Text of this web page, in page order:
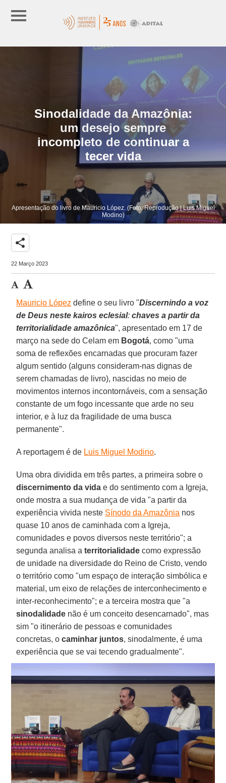
Sinodalidade da Amazônia:
um desejo sempre
incompleto de continuar a
tecer vida
Apresentação do livro de Mauricio López. (Foto: Reprodução | Luis Miguel
Modino)
share
22 Março 2023
Mauricio López define o seu livro "Discernindo a voz
de Deus neste kairos eclesial: chaves a partir da
territorialidade amazônica", apresentado em 17 de
março na sede do Celam em Bogotá, como "uma
soma de reflexões encarnadas que procuram fazer
algum sentido (alguns consideram-nas dignas de
serem chamadas de livro), nascidas no meio de
movimentos internos incontornáveis, com a sensação
constante de um fogo incessante que arde no seu
interior, e à luz da fragilidade de uma busca
permanente".
A reportagem é de Luis Miguel Modino.
Uma obra dividida em três partes, a primeira sobre o
discernimento da vida e do sentimento com a Igreja,
onde mostra a sua mudança de vida "a partir da
experiência vivida neste Sínodo da Amazônia nos
quase 10 anos de caminhada com a Igreja,
comunidades e povos diversos neste território"; a
segunda analisa aterritorialidade como expressão
de unidade na diversidade do Reino de Cristo, vendo
o território como "um espaço de interação simbólica e
material, um eixo de relações de interconhecimento e
inter-reconhecimento"; e a terceira mostra que "a
sinodalidade não é um conceito desencarnado", mas
sim "o itinerário de pessoas e comunidades
concretas, ocaminhar juntos, sinodalmente, é uma
experiência que se vai tecendo gradualmente".